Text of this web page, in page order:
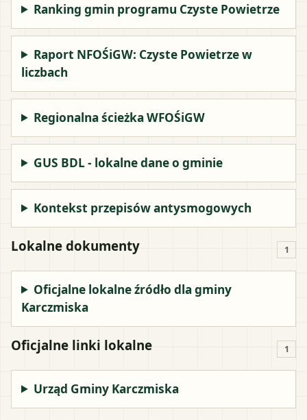
Ranking gmin programu Czyste Powietrze
Raport NFOŚiGW: Czyste Powietrze w
liczbach
Regionalna ścieżka WFOŚiGW
GUS BDL - lokalne dane o gminie
Kontekst przepisów antysmogowych
Lokalne dokumenty 1
Oficjalne lokalne źródło dla gminy
Karczmiska
Oficjalne linki lokalne 1
Urząd Gminy Karczmiska